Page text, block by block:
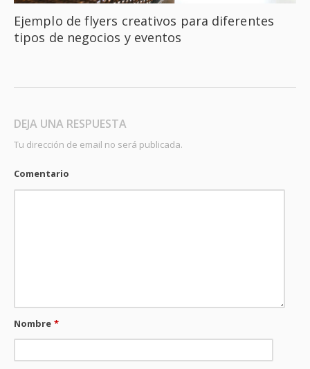
Ejemplo de flyers creativos para diferentes
tipos de negocios y eventos
DEJA UNA RESPUESTA
Tu dirección de email no será publicada.
Comentario
Nombre *